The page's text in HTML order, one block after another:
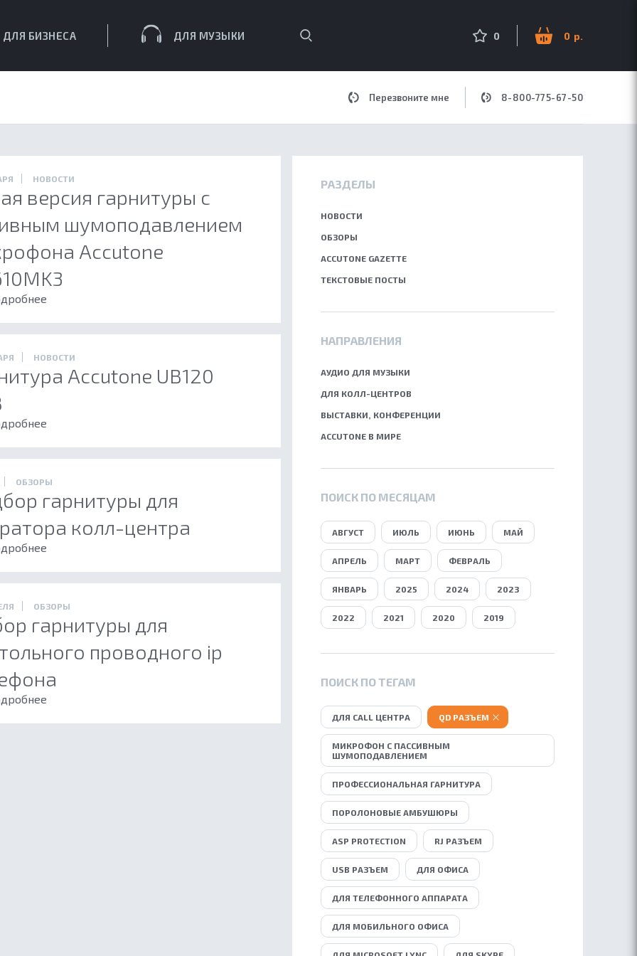
ДЛЯ БИЗНЕСА ДЛЯ МУЗЫКИ 0 0
Перезвоните мне 8-800-775-67-50
НОВОСТИ
версия гарнитуры с
шумоподавлением
Accutone
НОВОСТИ
Accutone UB120
ОБЗОРЫ
гарнитуры для
колл-центра
ОБЗОРЫ
гарнитуры для
проводного ip
РАЗДЕЛЫ
НОВОСТИ
ОБЗОРЫ
ACCUTONE GAZETTE
ТЕКСТОВЫЕ ПОСТЫ
НАПРАВЛЕНИЯ
АУДИО ДЛЯ МУЗЫКИ
ДЛЯ КОЛЛ-ЦЕНТРОВ
ВЫСТАВКИ, КОНФЕРЕНЦИИ
ACCUTONE В МИРЕ
ПОИСК ПО МЕСЯЦАМ
АВГУСТ ИЮЛЬ ИЮНЬ МАЙ
АПРЕЛЬ МАРТ ФЕВРАЛЬ
ЯНВАРЬ 2025 2024 2023
2022 2021 2020 2019
ПОИСК ПО ТЕГАМ
ДЛЯ CALL ЦЕНТРА QD РАЗЪЕМ
МИКРОФОН С ПАССИВНЫМ
ШУМОПОДАВЛЕНИЕМ
ПРОФЕССИОНАЛЬНАЯ ГАРНИТУРА
ПОРОЛОНОВЫЕ АМБУШЮРЫ
ASP PROTECTION RJ РАЗЪЕМ
USB РАЗЪЕМ ДЛЯ ОФИСА
ДЛЯ ТЕЛЕФОННОГО АППАРАТА
ДЛЯ МОБИЛЬНОГО ОФИСА